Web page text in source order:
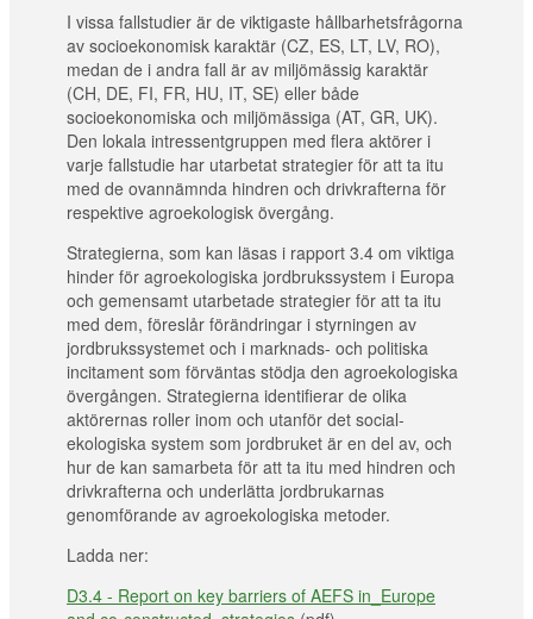
I vissa fallstudier är de viktigaste hållbarhetsfrågorna
av socioekonomisk karaktär (CZ, ES, LT, LV, RO),
medan de i andra fall är av miljömässig karaktär
(CH, DE, FI, FR, HU, IT, SE) eller både
socioekonomiska och miljömässiga (AT, GR, UK).
Den lokala intressentgruppen med flera aktörer i
varje fallstudie har utarbetat strategier för att ta itu
med de ovannämnda hindren och drivkrafterna för
respektive agroekologisk övergång.
Strategierna, som kan läsas i rapport 3.4 om viktiga
hinder för agroekologiska jordbrukssystem i Europa
och gemensamt utarbetade strategier för att ta itu
med dem, föreslår förändringar i styrningen av
jordbrukssystemet och i marknads- och politiska
incitament som förväntas stödja den agroekologiska
övergången. Strategierna identifierar de olika
aktörernas roller inom och utanför det social-
ekologiska system som jordbruket är en del av, och
hur de kan samarbeta för att ta itu med hindren och
drivkrafterna och underlätta jordbrukarnas
genomförande av agroekologiska metoder.
Ladda ner:
D3.4 - Report on key barriers of AEFS in_Europe